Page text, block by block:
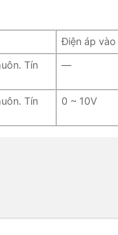
Điện áp vào
Tín
—
Tín
0 ~ 10V